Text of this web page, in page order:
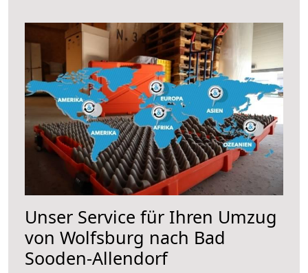
Unser Service für Ihren Umzug
von Wolfsburg nach Bad
Sooden-Allendorf